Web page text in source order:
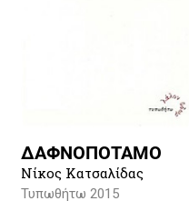
ΔΑΦΝΟΠΟΤΑΜΟ
Νίκος Κατσαλίδας
Τυπωθήτω 2015